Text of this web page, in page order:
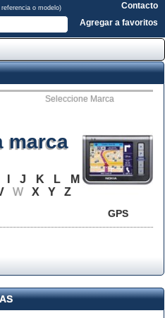
o modelo)
Contacto
Agregar a favoritos
Seleccione Marca
GPS
marca
J K L
M
W X Y Z